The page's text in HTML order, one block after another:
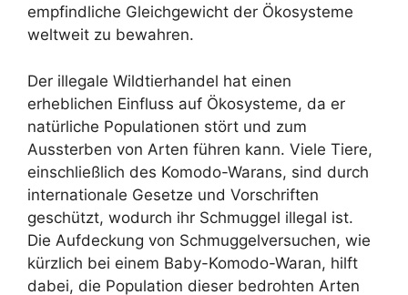
empfindliche Gleichgewicht der Ökosysteme
weltweit zu bewahren.
Der illegale Wildtierhandel hat einen
erheblichen Einfluss auf Ökosysteme, da er
natürliche Populationen stört und zum
Aussterben von Arten führen kann. Viele Tiere,
einschließlich des Komodo-Warans, sind durch
internationale Gesetze und Vorschriften
geschützt, wodurch ihr Schmuggel illegal ist.
Die Aufdeckung von Schmuggelversuchen, wie
kürzlich bei einem Baby-Komodo-Waran, hilft
dabei, die Population dieser bedrohten Arten